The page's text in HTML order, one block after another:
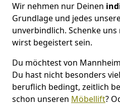
Wir nehmen nur Deinen
Grundlage und jedes
unverbindlich. Schenke uns
wirst begeistert sein.
Du möchtest von
Du hast nicht besonders
beruflich bedingt, zeitlich
schon unseren Möbellift?